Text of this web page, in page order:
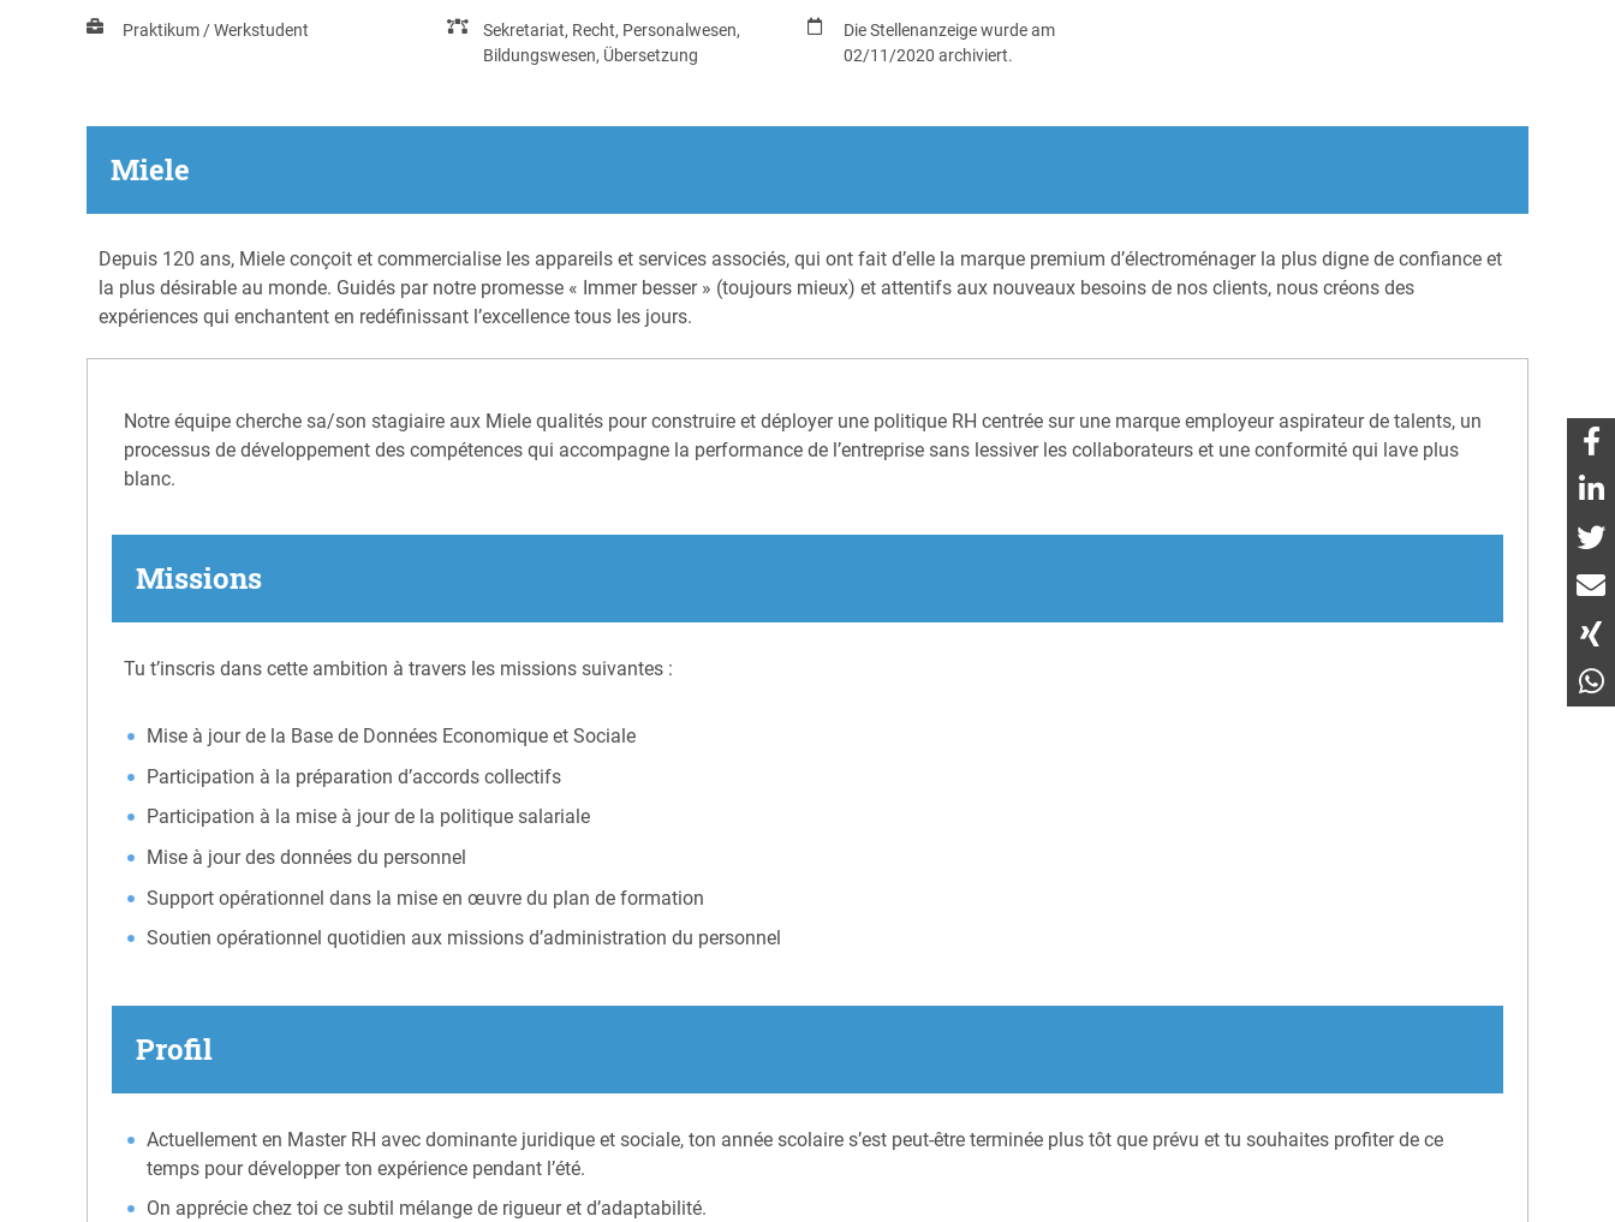
Praktikum / Werkstudent
Sekretariat, Recht, Personalwesen,
Bildungswesen, Übersetzung
Die Stellenanzeige wurde am
02/11/2020 archiviert.
Miele
Depuis 120 ans, Miele conçoit et commercialise les appareils et services associés, qui ont fait d’elle la marque premium d’électroménager la plus digne de confiance et
la plus désirable au monde. Guidés par notre promesse « Immer besser » (toujours mieux) et attentifs aux nouveaux besoins de nos clients, nous créons des
expériences qui enchantent en redéfinissant l’excellence tous les jours.
Notre équipe cherche sa/son stagiaire aux Miele qualités pour construire et déployer une politique RH centrée sur une marque employeur aspirateur de talents, un
processus de développement des compétences qui accompagne la performance de l’entreprise sans lessiver les collaborateurs et une conformité qui lave plus
blanc.
Missions
Tu t’inscris dans cette ambition à travers les missions suivantes :
Mise à jour de la Base de Données Economique et Sociale
Participation à la préparation d’accords collectifs
Participation à la mise à jour de la politique salariale
Mise à jour des données du personnel
Support opérationnel dans la mise en œuvre du plan de formation
Soutien opérationnel quotidien aux missions d’administration du personnel
Profil
Actuellement en Master RH avec dominante juridique et sociale, ton année scolaire s’est peut-être terminée plus tôt que prévu et tu souhaites profiter de ce
temps pour développer ton expérience pendant l’été.
On apprécie chez toi ce subtil mélange de rigueur et d’adaptabilité.